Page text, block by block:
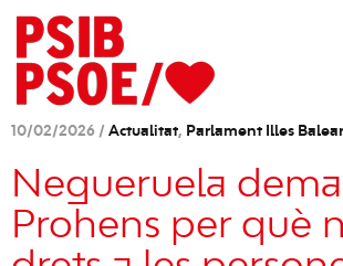
10/02/2026 / Actualitat, Parlament Illes
Negueruela
Prohens per què